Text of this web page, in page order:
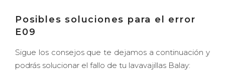
Posibles soluciones para el error
E09
Sigue los consejos que te dejamos a continuación y
podrás solucionar el fallo de tu lavavajillas Balay: